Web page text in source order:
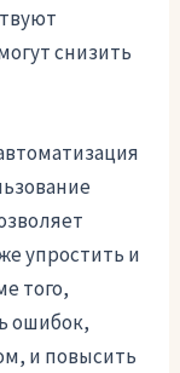
снизить
упростить и
того,
ошибок,
и повысить